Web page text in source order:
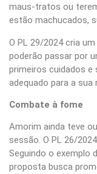
maus-tratos ou
estão machucados,
O PL 29/2024 cria
poderão passar por
primeiros cuidados e
adequado para a sua
Combate à fome
Amorim ainda teve
sessão. O PL 26/
Seguindo o exemplo
proposta busca